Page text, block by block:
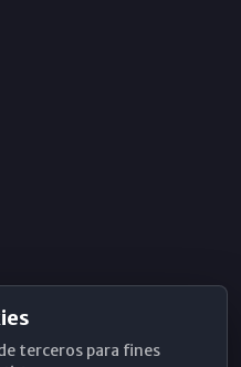
terceros para fines